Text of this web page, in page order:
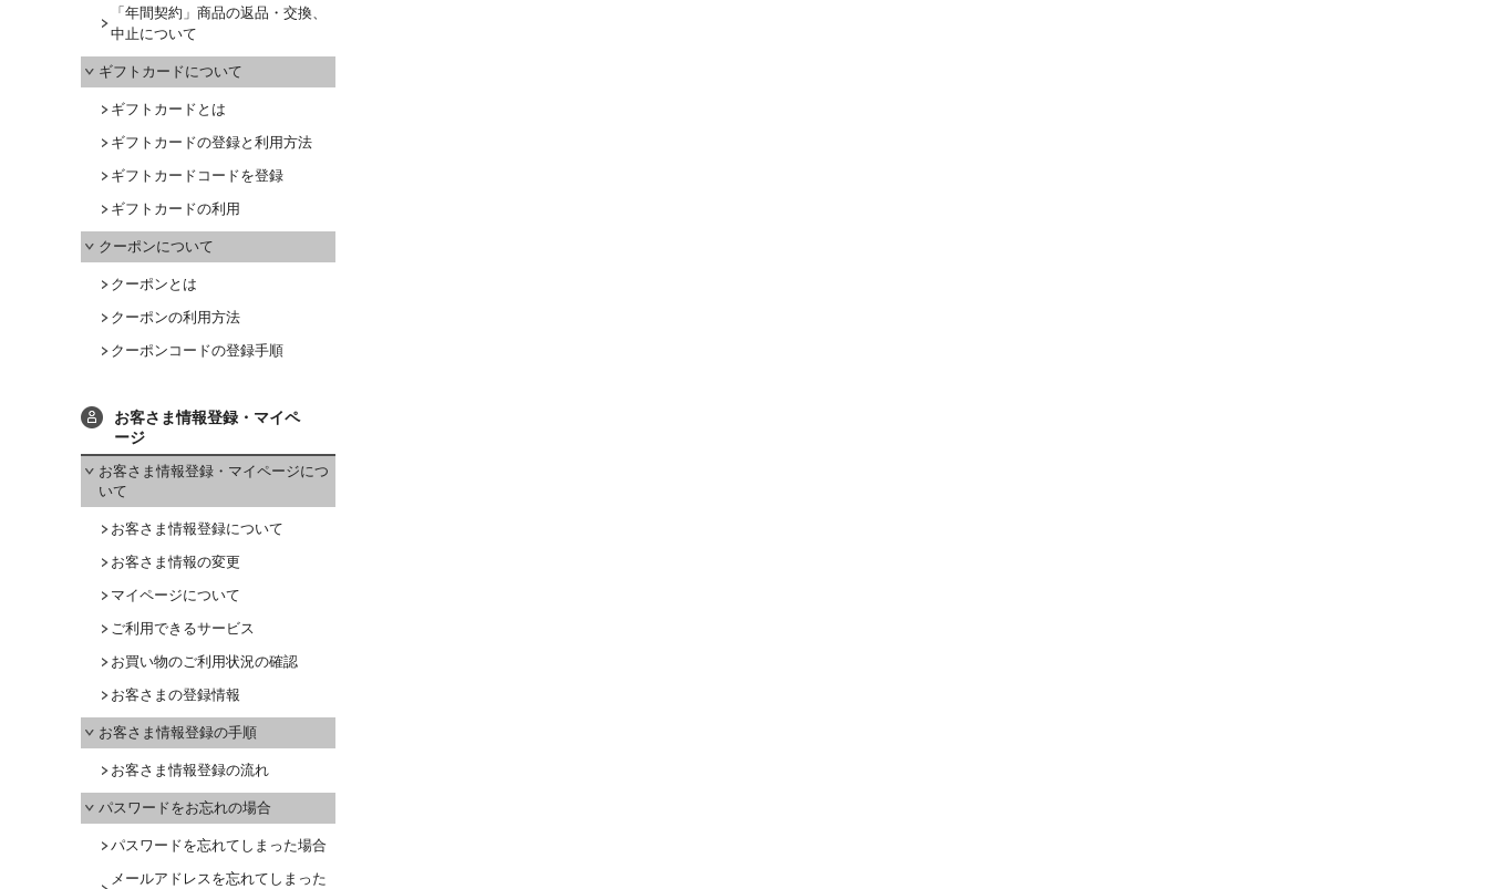
「年間契約」商品の返品・交換、
中止について
ギフトカードについて
ギフトカードとは
ギフトカードの登録と利用方法
ギフトカードコードを登録
ギフトカードの利用
クーポンについて
クーポンとは
クーポンの利用方法
クーポンコードの登録手順
お客さま情報登録・マイペ
ージ
お客さま情報登録・マイページにつ
いて
お客さま情報登録について
お客さま情報の変更
マイページについて
ご利用できるサービス
お買い物のご利用状況の確認
お客さまの登録情報
お客さま情報登録の手順
お客さま情報登録の流れ
パスワードをお忘れの場合
パスワードを忘れてしまった場合
メールアドレスを忘れてしまった